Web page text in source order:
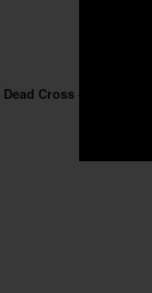
Dead Cross – Dead Cross